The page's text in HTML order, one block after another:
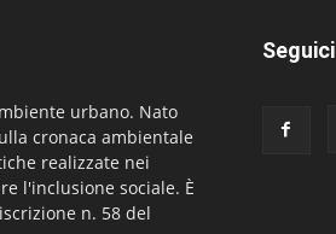
urbano. Nato
cronaca ambientale
realizzate nei
l'inclusione sociale. È
n. 58 del
Seguici